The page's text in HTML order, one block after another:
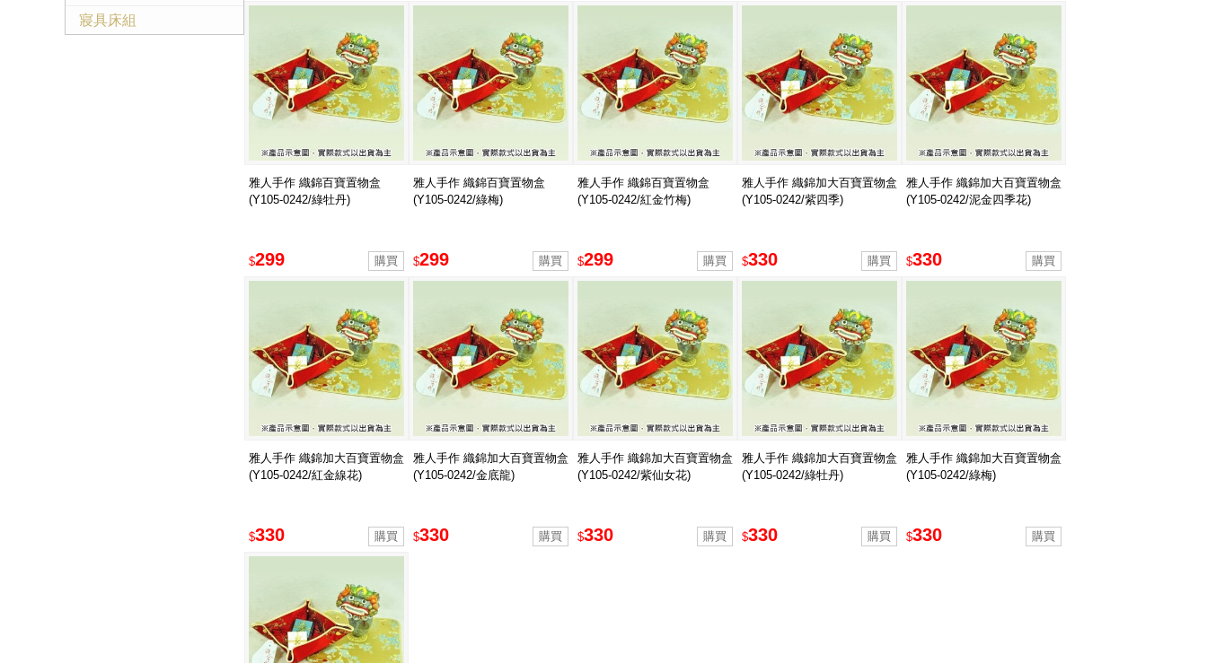
雅人手作 織錦百寶置物盒
(Y105-0242/綠牡丹)
$299
雅人手作 織錦百寶置物盒
(Y105-0242/綠梅)
$299
雅人手作 織錦百寶置物盒
(Y105-0242/紅金竹梅)
$299
雅人手作 織錦加大百寶置物盒
(Y105-0242/紫四季)
$330
雅人手作 織錦加大百寶置物盒
(Y105-0242/泥金四季花)
$330
雅人手作 織錦加大百寶置物盒
(Y105-0242/紅金線花)
$330
雅人手作 織錦加大百寶置物盒
(Y105-0242/金底龍)
$330
雅人手作 織錦加大百寶置物盒
(Y105-0242/紫仙女花)
$330
雅人手作 織錦加大百寶置物盒
(Y105-0242/綠牡丹)
$330
雅人手作 織錦加大百寶置物盒
(Y105-0242/綠梅)
$330
寢具床組